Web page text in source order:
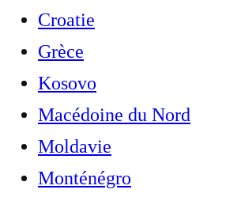
Croatie
Grèce
Kosovo
Macédoine du Nord
Moldavie
Monténégro